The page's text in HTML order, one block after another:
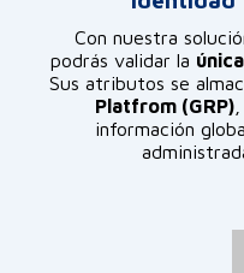
Con nuestra
podrás validar la
Sus atributos se
Platfrom (GRP)
información